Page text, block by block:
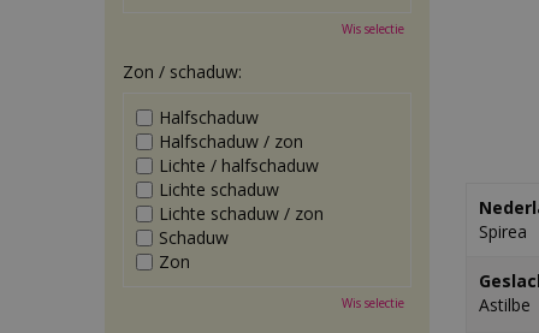
Spirea
Astilbe
Wis selectie
Zon / schaduw:
Halfschaduw
Halfschaduw / zon
Lichte / halfschaduw
Lichte schaduw
Lichte schaduw / zon
Schaduw
Zon
Wis selectie